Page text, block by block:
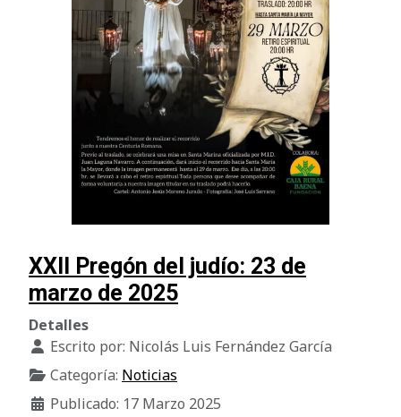
XXII Pregón del judío: 23 de
marzo de 2025
Detalles
Escrito por: Nicolás Luis Fernández García
Categoría: Noticias
Publicado: 17 Marzo 2025